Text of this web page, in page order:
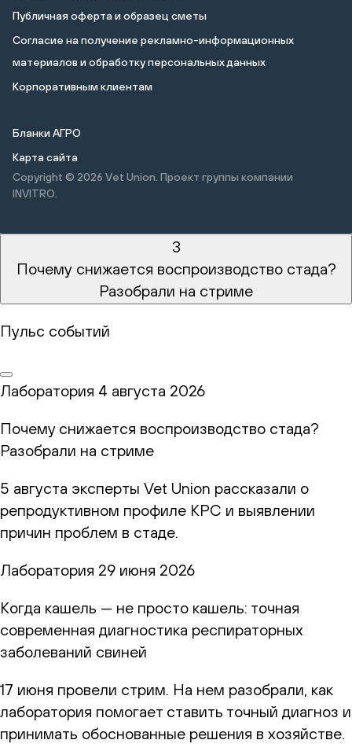
Публичная оферта и образец сметы
Cогласие на получение рекламно-информационных
материалов и обработку персональных данных
Корпоративным клиентам
Бланки АГРО
Карта сайта
Copyright © 2026 Vet Union. Проект группы компании
INVITRO.
3
Почему снижается воспроизводство стада?
Разобрали на стриме
Пульс событий
Лаборатория 4 августа 2026
Почему снижается воспроизводство стада?
Разобрали на стриме
5 августа эксперты Vet Union рассказали о
репродуктивном профиле КРС и выявлении
причин проблем в стаде.
Лаборатория 29 июня 2026
Когда кашель — не просто кашель: точная
современная диагностика респираторных
заболеваний свиней
17 июня провели стрим. На нем разобрали, как
лаборатория помогает ставить точный диагноз и
принимать обоснованные решения в хозяйстве.